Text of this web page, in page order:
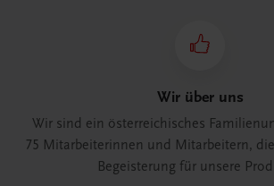
Wir über uns
Wir sind ein österreichisches
75 Mitarbeiterinnen und Mitarbeitern,
Begeisterung für unsere